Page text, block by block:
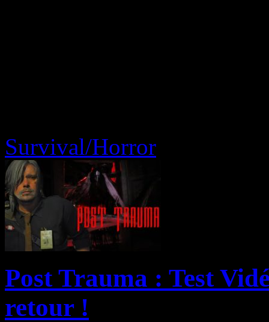
Survival/Horror
Post Trauma : Test
retour !